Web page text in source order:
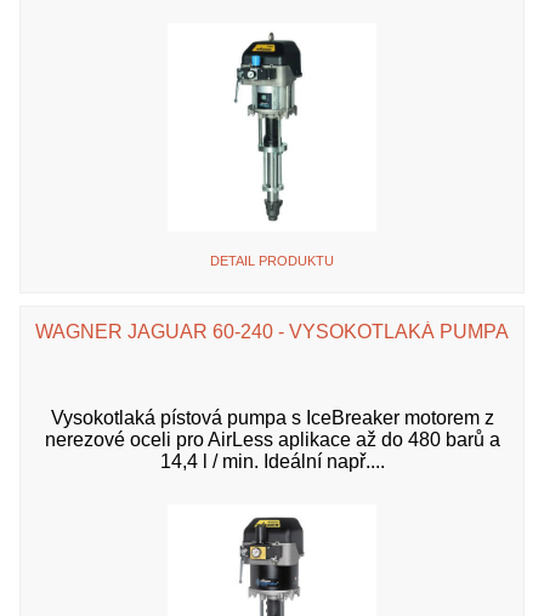
DETAIL PRODUKTU
WAGNER JAGUAR 60-240 - VYSOKOTLAKÁ PUMPA
Vysokotlaká pístová pumpa s IceBreaker motorem z
nerezové oceli pro AirLess aplikace až do 480 barů a
14,4 l / min. Ideální např....